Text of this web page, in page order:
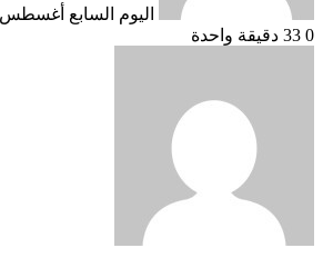
اليوم السابع أغسطس 30, 2023
0
دقيقة واحدة